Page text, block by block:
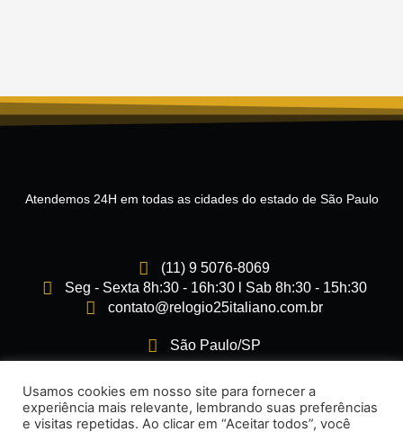
Atendemos 24H em todas as cidades do estado de São Paulo
(11) 9 5076-8069
Seg - Sexta 8h:30 - 16h:30 l Sab 8h:30 - 15h:30
contato@relogio25italiano.com.br
São Paulo/SP
n
s
a
c
Usamos cookies em nosso site para fornecer a
experiência mais relevante, lembrando suas preferências
e visitas repetidas. Ao clicar em “Aceitar todos”, você